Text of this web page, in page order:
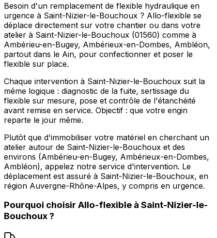
Besoin d'un remplacement de flexible hydraulique en
urgence à Saint-Nizier-le-Bouchoux ? Allo-flexible se
déplace directement sur votre chantier ou dans votre
atelier à Saint-Nizier-le-Bouchoux (01560) comme à
Ambérieu-en-Bugey, Ambérieux-en-Dombes, Ambléon,
partout dans le Ain, pour confectionner et poser le
flexible sur place.
Chaque intervention à Saint-Nizier-le-Bouchoux suit la
même logique : diagnostic de la fuite, sertissage du
flexible sur mesure, pose et contrôle de l'étanchéité
avant remise en service. Objectif : que votre engin
reparte le jour même.
Plutôt que d'immobiliser votre matériel en cherchant un
atelier autour de Saint-Nizier-le-Bouchoux et des
environs (Ambérieu-en-Bugey, Ambérieux-en-Dombes,
Ambléon), appelez notre service d'intervention. Le
déplacement est assuré à Saint-Nizier-le-Bouchoux, en
région Auvergne-Rhône-Alpes, y compris en urgence.
Pourquoi choisir Allo-flexible à Saint-Nizier-le-
Bouchoux?